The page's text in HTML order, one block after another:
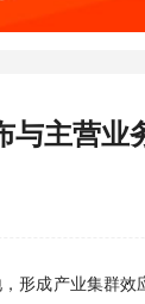
与主营业
形成产业集群